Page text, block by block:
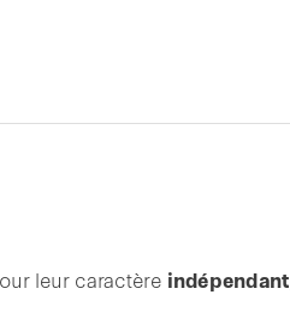
leur caractère indépendant